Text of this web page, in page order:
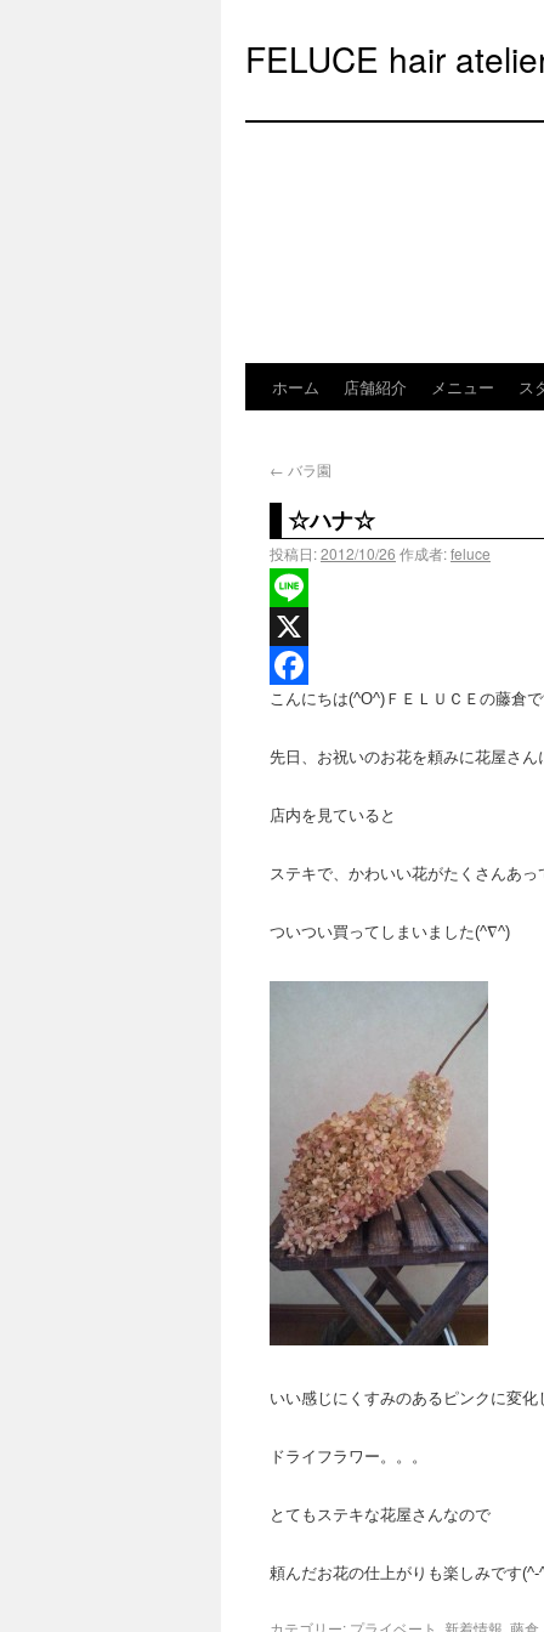
FELUCE hair
ホーム 店舗紹介 メニュー ス
← バラ園
☆ハナ☆
投稿日:2012/10/26 作成者:feluce
Line
X
Facebook
こんにちは(^O^)ＦＥＬＵＣＥの藤倉で
先日、お祝いのお花を頼みに花屋さん
店内を見ていると
ステキで、かわいい花がたくさんあっ
ついつい買ってしまいました(^∇^)
いい感じにくすみのあるピンクに変化
ドライフラワー。。。
とてもステキな花屋さんなので
頼んだお花の仕上がりも楽しみです(^-
カテゴリー: プライベート , 新着情報, 藤倉